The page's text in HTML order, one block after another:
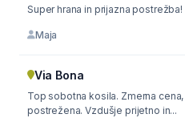
Super hrana in prijazna postrežba!
Maja
Via Bona
Top sobotna kosila. Zmerna
postrežena. Vzdušje prijetno in...